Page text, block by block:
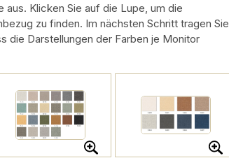
Klicken Sie auf die Lupe, um die
zu finden. Im nächsten Schritt tragen Sie
die Darstellungen der Farben je Monitor